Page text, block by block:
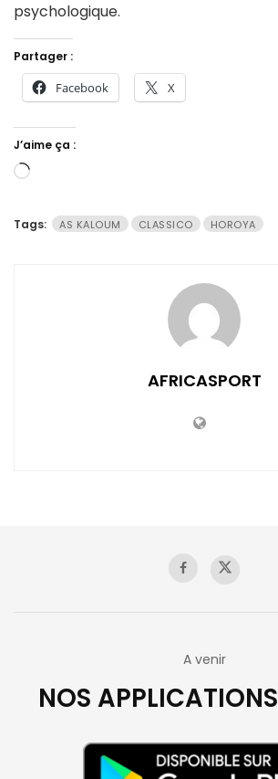
psychologique.
Partager :
Facebook X
J’aime ça :
Chargement…
Tags: AS KALOUM CLASSICO HOROYA
AFRICASPORT
A venir
NOS APPLICATIONS